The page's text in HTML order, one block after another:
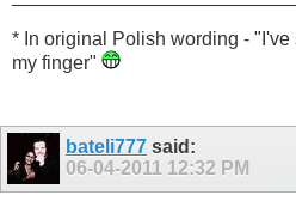
* In original Polish wording -
my finger"
bateli777 said:
06-04-2011 12:32 PM